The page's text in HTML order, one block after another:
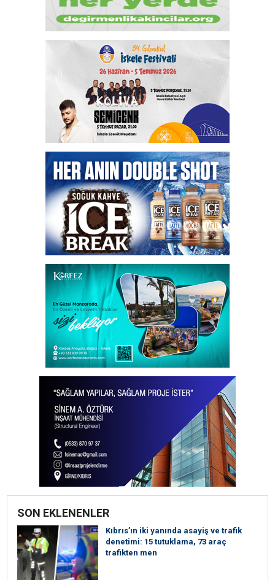
SON EKLENENLER
Kıbrıs’ın iki yanında asayiş ve trafik
denetimi: 15 tutuklama, 73 araç
trafikten men